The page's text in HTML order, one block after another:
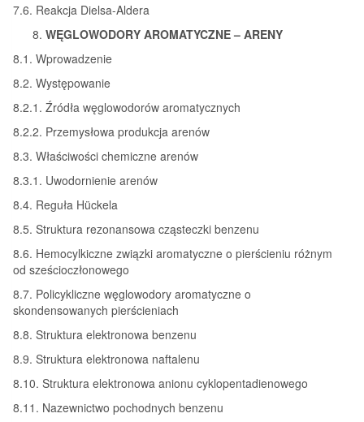
7.6. Reakcja Dielsa-Aldera
WĘGLOWODORY AROMATYCZNE – ARENY
8.1. Wprowadzenie
8.2. Występowanie
8.2.1. Źródła węglowodorów aromatycznych
8.2.2. Przemysłowa produkcja arenów
8.3. Właściwości chemiczne arenów
8.3.1. Uwodornienie arenów
8.4. Reguła Hückela
8.5. Struktura rezonansowa cząsteczki benzenu
8.6. Hemocylkiczne związki aromatyczne o pierścieniu różnym
od sześcioczłonowego
8.7. Policykliczne węglowodory aromatyczne o
skondensowanych pierścieniach
8.8. Struktura elektronowa benzenu
8.9. Struktura elektronowa naftalenu
8.10. Struktura elektronowa anionu cyklopentadienowego
8.11. Nazewnictwo pochodnych benzenu